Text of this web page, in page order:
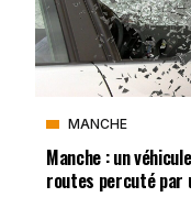
MANCHE
Manche : un
routes percuté par